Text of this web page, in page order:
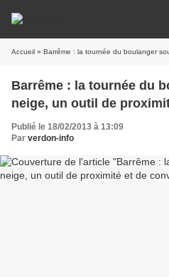
Accueil » Barrême : la tournée du boulanger sous
Barrême : la tournée du
neige, un outil de
Publié le 18/02/2013 à 13:09
Par verdon-info